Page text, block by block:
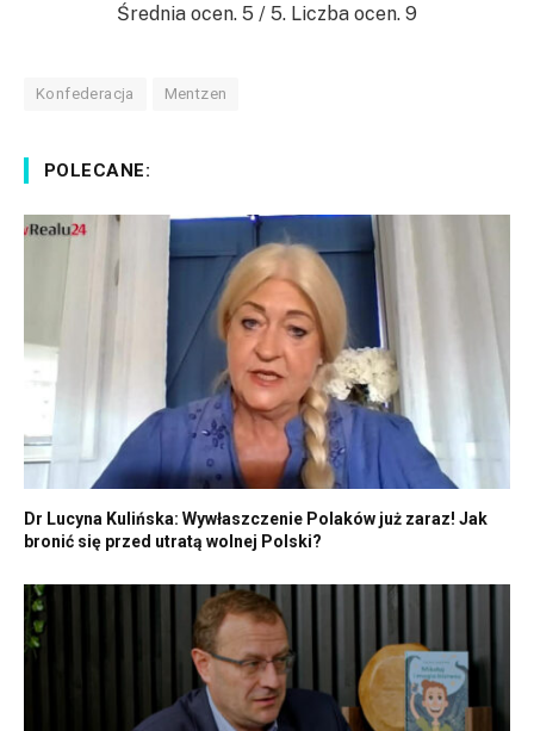
Średnia ocen. 5 / 5. Liczba ocen. 9
Konfederacja Mentzen
POLECANE:
Dr Lucyna Kulińska: Wywłaszczenie Polaków już zaraz! Jak
bronić się przed utratą wolnej Polski?